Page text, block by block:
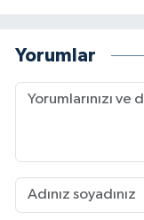
Yorumlar